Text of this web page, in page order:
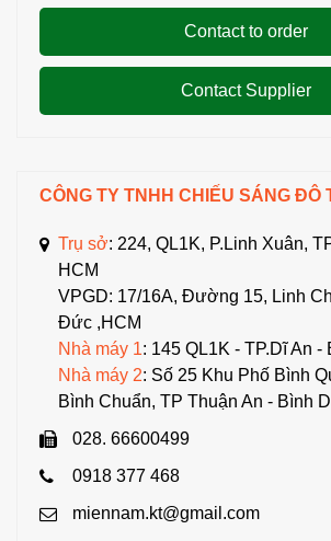
Contact to order
Contact Supplier
CÔNG TY TNHH CHIẾU SÁNG ĐÔ
Trụ sở: 224, QL1K, P.Linh Xuân,
HCM
VPGD: 17/16A, Đường 15, Linh
Đức ,HCM
Nhà máy 1: 145 QL1K - TP.Dĩ An
Nhà máy 2: Số 25 Khu Phố Bình
Bình Chuẩn, TP Thuận An - Bình
028. 66600499
0918 377 468
miennam.kt@gmail.com